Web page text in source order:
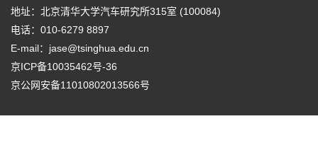
地址：北京清华大学汽车研究所315室 (100084)
电话：010-6279 8897
E-mail： jase@tsinghua.edu.cn
京ICP备10035462号-36
京公网安备11010802013566号